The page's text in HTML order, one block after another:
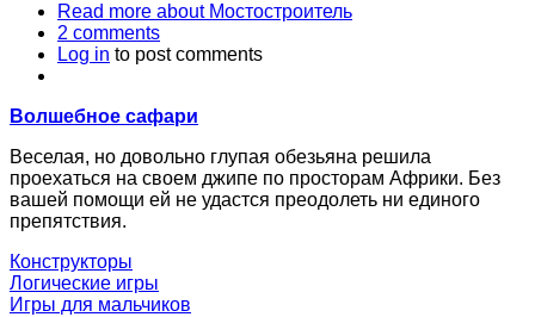
Read more about Мостостроитель
2 comments
Log in to post comments
Волшебное сафари
Веселая, но довольно глупая обезьяна решила
проехаться на своем джипе по просторам Африки. Без
вашей помощи ей не удастся преодолеть ни единого
препятствия.
Конструкторы
Логические игры
Игры для мальчиков